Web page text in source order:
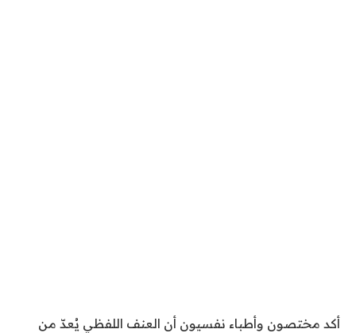
أكد مختصون وأطباء نفسيون أن العنف اللفظي يُعدّ من